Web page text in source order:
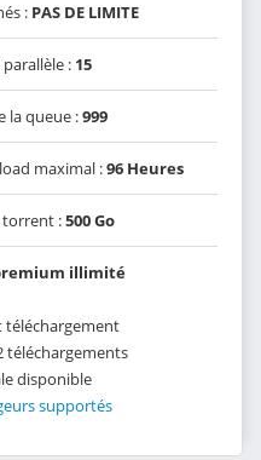
: PAS DE LIMITE
: 15
la queue :999
maximal :96 Heures
torrent :500 Go
illimité
téléchargement
téléchargements
disponible
supportés